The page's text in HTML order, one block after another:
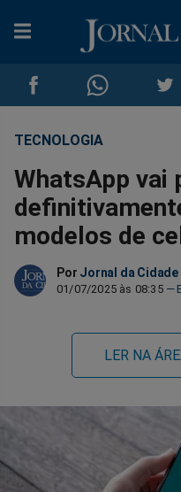
Compartilhar
no
Facebook
Compartilhar
no
Whatsapp
no
TECNOLOGIA
WhatsApp vai
modelos de
Por Jornal da Cidade
01/07/2025 às 08:35
LER NA